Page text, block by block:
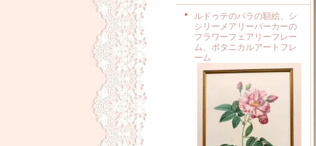
ルドゥテのバラの額絵、シ
シリーメアリーバーカーの
フラワーフェアリーフレー
ム、ボタニカルアートフレ
ーム